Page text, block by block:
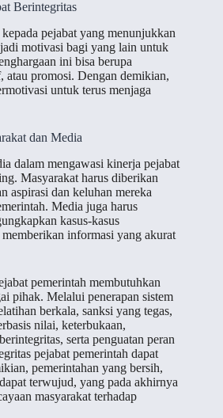
Berintegritas
pejabat yang menunjukkan
motivasi bagi yang lain untuk
ini bisa berupa
atau promosi. Dengan demikian,
untuk terus menjaga
dan Media
dalam mengawasi kinerja pejabat
Masyarakat harus diberikan
aspirasi dan keluhan mereka
Media juga harus
kasus-kasus
informasi yang akurat
pemerintah membutuhkan
pihak. Melalui penerapan sistem
berkala, sanksi yang tegas,
nilai, keterbukaan,
serta penguatan peran
pejabat pemerintah dapat
pemerintahan yang bersih,
terwujud, yang pada akhirnya
masyarakat terhadap